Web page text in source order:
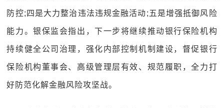
防控;四是大力整治违法违规金融活动;五是增强抵御风险
能力。银保监会指出，下一步将继续推动银行保险机构
持续健全公司治理，强化内部控制机制建设，督促银行
保险机构董事会、高级管理层有效、规范履职，全力打
好防范化解金融风险攻坚战。